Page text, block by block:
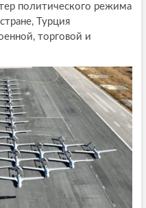
политического режима
Турция
торговой и